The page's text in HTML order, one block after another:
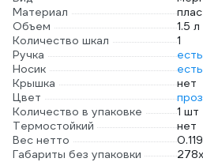
Материал
Объем
1.5 л
Количество шкал
1
Ручка
есть
Носик
есть
Крышка
нет
Цвет
Количество в упаковке
1 шт
Термостойкий
нет
Вес нетто
Габариты без упаковки